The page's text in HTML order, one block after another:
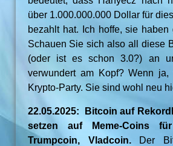
über 1.000.000.000 Dollar für
bezahlt hat. Ich hoffe, sie haben
Schauen Sie sich also all diese
(oder ist es schon 3.0?) an
verwundert am Kopf? Wenn ja,
Krypto-Party. Sie sind wohl neu
22.05.2025: Bitcoin auf
setzen auf Meme-Coins
Trumpcoin, Vladcoin. Der